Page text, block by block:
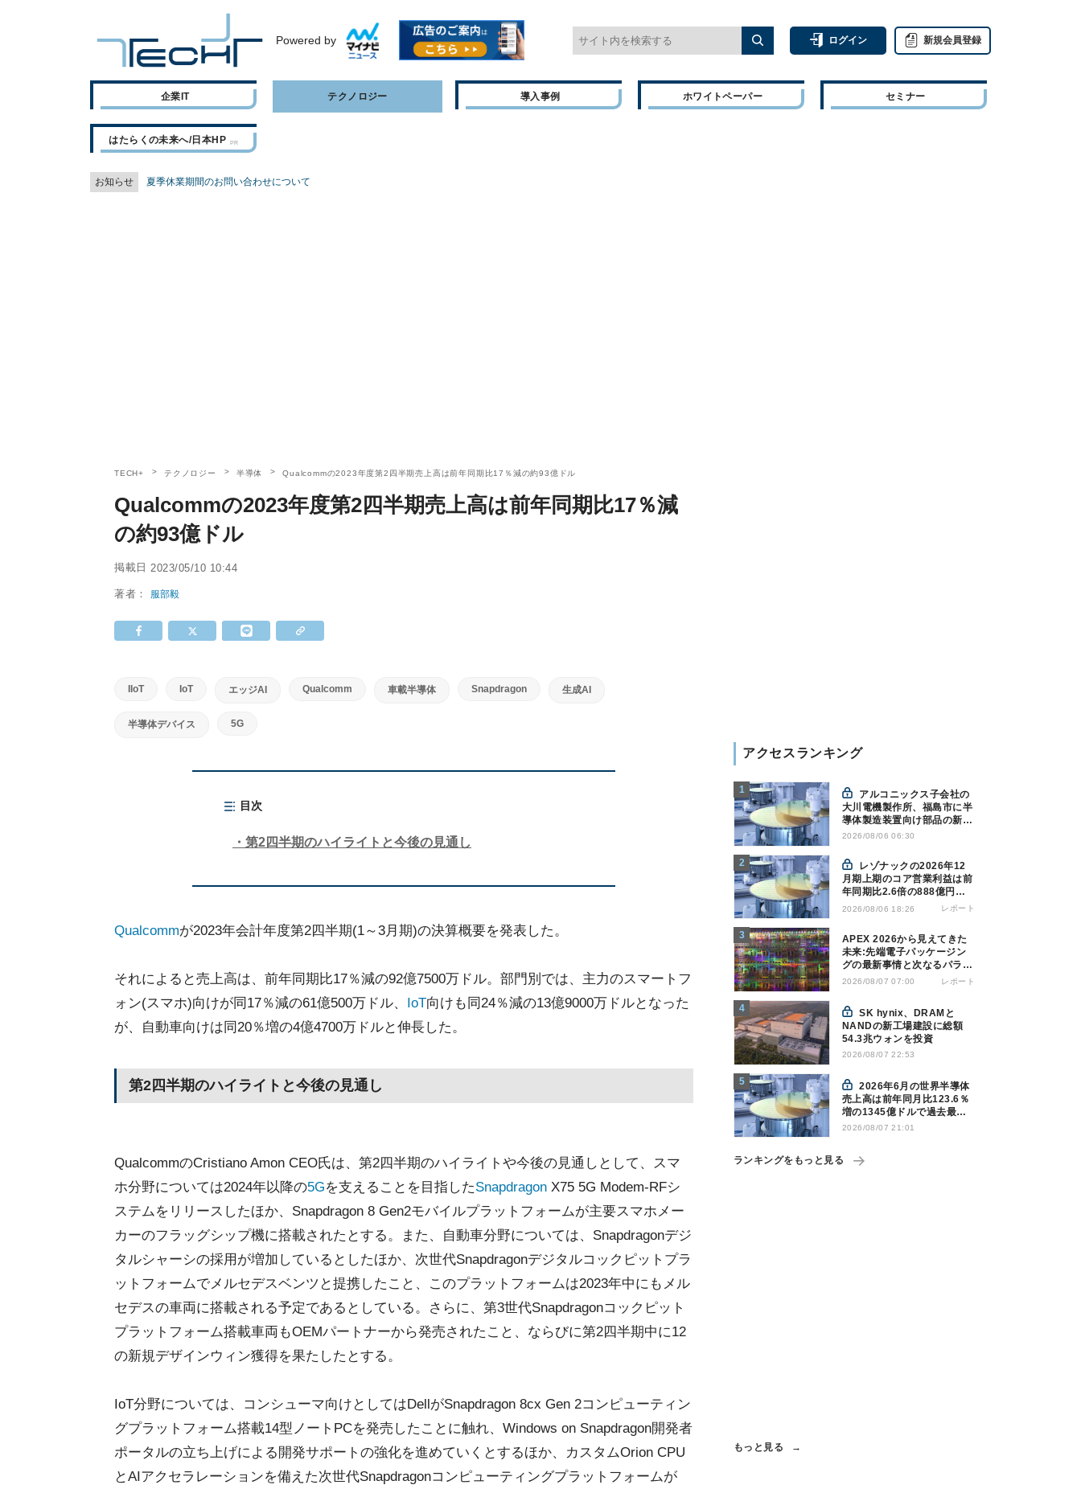
Powered by ログイン 新規会員登録
企業IT テクノロジー 導入事例 ホワイトペーパー セミナー
はたらくの未来へ/日本HP
お知らせ 夏季休業期間のお問い合わせについて
TECH+ テクノロジー 半導体 Qualcommの2023年度第2四半期売上高は前年同期比17％減の約93億ドル
Qualcommの2023年度第2四半期売上高は前年同期比17％減
の約93億ドル
掲載日 2023/05/10 10:44
著者： 服部毅
IIoT IoT エッジAI Qualcomm 車載半導体 Snapdragon 生成AI
半導体デバイス 5G
目次
第2四半期のハイライトと今後の見通し
Qualcommが2023年会計年度第2四半期(1～3月期)の決算概要を発表した。
それによると売上高は、前年同期比17％減の92億7500万ドル。部門別では、主力のスマートフ
ォン(スマホ)向けが同17％減の61億500万ドル、 IoT向けも同24％減の13億9000万ドルとなった
が、自動車向けは同20％増の4億4700万ドルと伸長した。
第2四半期のハイライトと今後の見通し
QualcommのCristiano Amon CEO氏は、第2四半期のハイライトや今後の見通しとして、スマ
ホ分野については2024年以降の5Gを支えることを目指したSnapdragon X75 5G Modem-RFシ
ステムをリリースしたほか、Snapdragon 8 Gen2モバイルプラットフォームが主要スマホメー
カーのフラッグシップ機に搭載されたとする。また、自動車分野については、Snapdragonデジ
タルシャーシの採用が増加しているとしたほか、次世代Snapdragonデジタルコックピットプラ
ットフォームでメルセデスベンツと提携したこと、このプラットフォームは2023年中にもメル
セデスの車両に搭載される予定であるとしている。さらに、第3世代Snapdragonコックピット
プラットフォーム搭載車両もOEMパートナーから発売されたこと、ならびに第2四半期中に12
の新規デザインウィン獲得を果たしたとする。
IoT分野については、コンシューマ向けとしてはDellがSnapdragon 8cx Gen 2コンピューティン
グプラットフォーム搭載14型ノートPCを発売したことに触れ、Windows on Snapdragon開発者
ポータルの立ち上げによる開発サポートの強化を進めていくとするほか、カスタムOrion CPU
とAIアクセラレーションを備えた次世代Snapdragonコンピューティングプラットフォームが
アクセスランキング
大川電機製作所、福島市に半
導体製造装置向け部品の新工
場建設を決定
2026/08/06 06:30
月期上期のコア営業利益は前
年同期比2.6倍の888億円、
AI向け半導体材料が好調
2026/08/06 18:26 レポート
APEX 2026から見えてきた
未来:先端電子パッケージン
グの最新事情と次なるパラダ
イムシフト
2026/08/07 07:00 レポート
SK hynix、DRAMと
NANDの新工場建設に総額
54.3兆ウォンを投資
2026/08/07 22:53
2026年6月の世界半導体
売上高は前年同月比123.6％
増の1345億ドルで過去最高
更新 SIA調べ
2026/08/07 21:01
ランキングをもっと見る
もっと見る